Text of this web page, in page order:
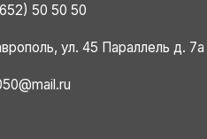
50 50 50
ул. 45 Параллель д. 7а